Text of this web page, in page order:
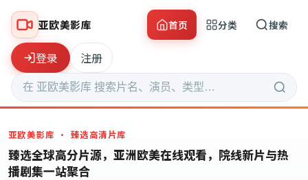
亚欧美影库 首页 分类 搜索
登录 注册
亚欧美影库 · 臻选高清片库
臻选全球高分片源，亚洲欧美在线观看，院线新片与热
播剧集一站聚合